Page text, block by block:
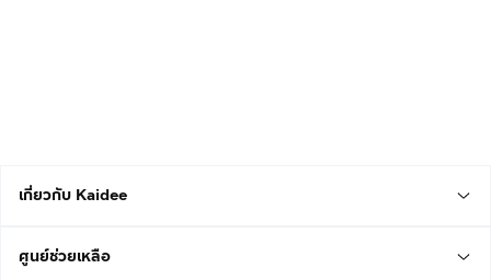
เกี่ยวกับ Kaidee
ศูนย์ช่วยเหลือ